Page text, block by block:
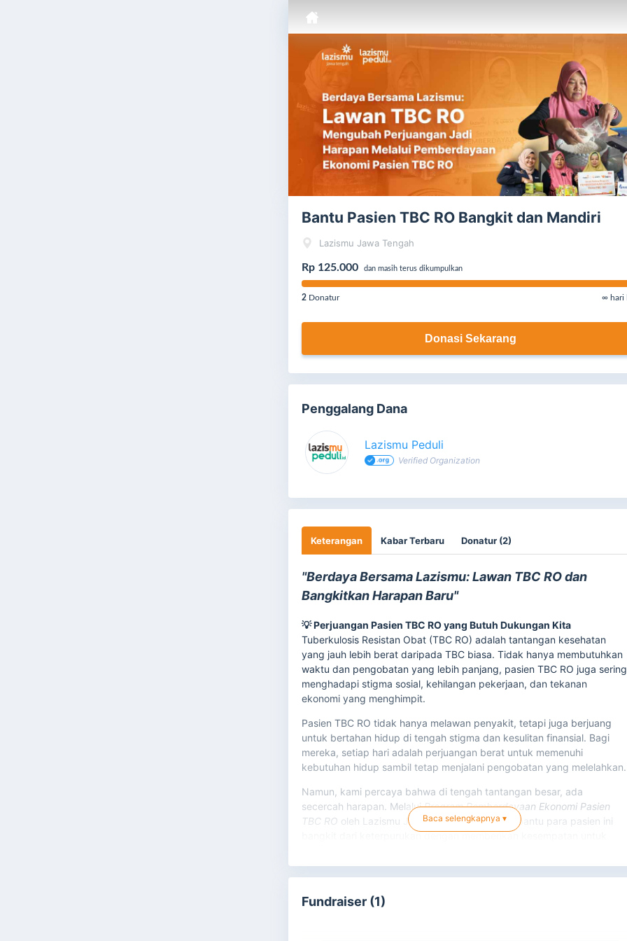
Bantu Pasien TBC RO Bangkit dan Mandiri
Lazismu Jawa Tengah
Rp 125.000 dan masih terus dikumpulkan
2 Donatur ∞ hari
Donasi Sekarang
Penggalang Dana
Lazismu Peduli
Verified Organization
Keterangan Kabar Terbaru Donatur (2)
"Berdaya Bersama Lazismu: Lawan TBC RO dan
Bangkitkan Harapan Baru"
💡 Perjuangan Pasien TBC RO yang Butuh Dukungan Kita
Tuberkulosis Resistan Obat (TBC RO) adalah tantangan kesehatan
yang jauh lebih berat daripada TBC biasa. Tidak hanya membutuhkan
waktu dan pengobatan yang lebih panjang, pasien TBC RO juga sering
menghadapi stigma sosial, kehilangan pekerjaan, dan tekanan
ekonomi yang menghimpit.
Pasien TBC RO tidak hanya melawan penyakit, tetapi juga berjuang
untuk bertahan hidup di tengah stigma dan kesulitan finansial. Bagi
mereka, setiap hari adalah perjuangan berat untuk memenuhi
kebutuhan hidup sambil tetap menjalani pengobatan yang melelahkan.
Namun, kami percaya bahwa di tengah tantangan besar, ada
secercah harapan. MelaluiProgram Pemberdayaan Ekonomi Pasien
TBC RO oleh Lazismu Jawa Tengah, kami membantu para pasien ini
bangkit dari keterpurukan dengan memberikan kesempatan untuk
Baca selengkapnya ▾
Fundraiser (1)